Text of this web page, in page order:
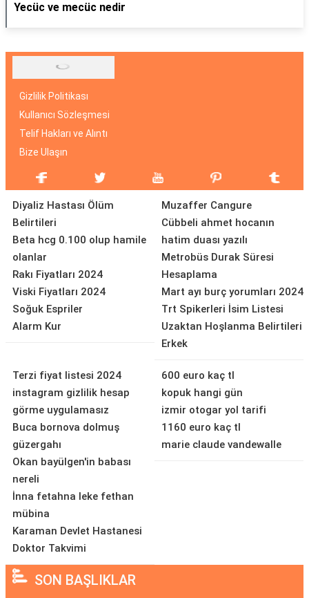
Yecüc ve mecüc nedir
Gizlilik Politikası
Kullanıcı Sözleşmesi
Telif Hakları ve Alıntı
Bize Ulaşın
Diyaliz Hastası Ölüm
Belirtileri
Beta hcg 0.100 olup hamile
olanlar
Rakı Fiyatları 2024
Viski Fiyatları 2024
Soğuk Espriler
Alarm Kur
Muzaffer Cangure
Cübbeli ahmet hocanın
hatim duası yazılı
Metrobüs Durak Süresi
Hesaplama
Mart ayı burç yorumları 2024
Trt Spikerleri İsim Listesi
Uzaktan Hoşlanma Belirtileri
Erkek
Terzi fiyat listesi 2024
instagram gizlilik hesap
görme uygulamasız
Buca bornova dolmuş
güzergahı
Okan bayülgen'in babası
nereli
İnna fetahna leke fethan
mübina
Karaman Devlet Hastanesi
Doktor Takvimi
600 euro kaç tl
kopuk hangi gün
izmir otogar yol tarifi
1160 euro kaç tl
marie claude vandewalle
SON BAŞLIKLAR